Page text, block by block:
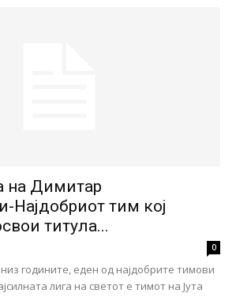
на Димитар
Најдобриот тим кој
титула...
0
годините, еден од најдобрите тимови
лига на светот е тимот на Јута